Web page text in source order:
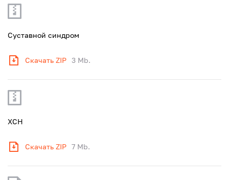
Суставной синдром
Скачать ZIP 3 Mb.
ХСН
Скачать ZIP 7 Mb.